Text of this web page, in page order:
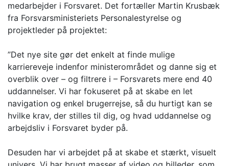
medarbejder i Forsvaret. Det fortæller Martin Krusbæk
fra Forsvarsministeriets Personalestyrelse og
projektleder på projektet:
”Det nye site gør det enkelt at finde mulige
karriereveje indenfor ministerområdet og danne sig et
overblik over – og filtrere i – Forsvarets mere end 40
uddannelser. Vi har fokuseret på at skabe en let
navigation og enkel brugerrejse, så du hurtigt kan se
hvilke krav, der stilles til dig, og hvad uddannelse og
arbejdsliv i Forsvaret byder på.
Desuden har vi arbejdet på at skabe et stærkt, visuelt